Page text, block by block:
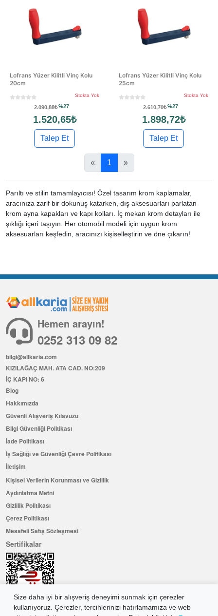
Lofrans Yüzer Kilitli Vinç Kolu
20cm
Stokta Yok
2.090,88₺%27
1.520,65₺
Talep Et
Lofrans Yüzer Kilitli Vinç Kolu
25cm
Stokta Yok
2.610,70₺%27
1.898,72₺
Talep Et
« 1 »
Parıltı ve stilin tamamlayıcısı! Özel tasarım krom kaplamalar,
aracınıza zarif bir dokunuş katarken, dış aksesuarları parlatan
krom ayna kapakları ve kapı kolları. İç mekan krom detayları ile
şıklığı içeri taşıyın. Her otomobil modeli için uygun krom
aksesuarları keşfedin, aracınızı kişiselleştirin ve öne çıkarın!
Size daha iyi bir alışveriş deneyimi sunmak için çerezler
kullanıyoruz. Çerezler, tercihlerinizi hatırlamamıza ve web
Hemen arayın!
0252 313 09 82
bilgi@allkaria.com
KIZILAĞAÇ MAH. ATA CAD. NO:209
İÇ KAPI NO: 6
Blog
Hakkımızda
Güvenli Alışveriş Kılavuzu
Bilgi Güvenliği Politikası
İade Politikası
İş Sağlığı ve Güvenliği Çevre Politikası
İletişim
Kişisel Verilerin Korunması ve Gizlilik
Aydınlatma Metni
Gizlilik Politikası
Çerez Politikası
Mesafeli Satış Sözleşmesi
Sertifikalar